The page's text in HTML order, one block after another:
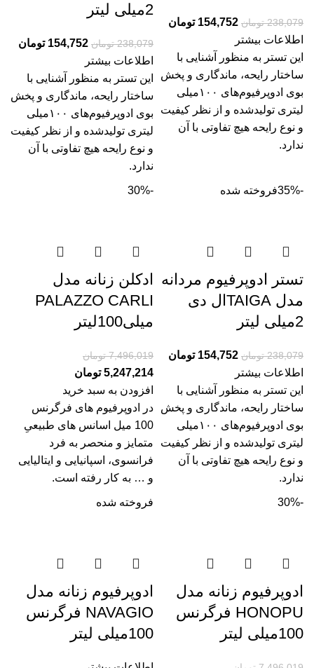
238,079 تومان 154,752 تومان
اطلاعات بیشتر
این تستر به منظور آشنایی با
ساختار رایحه، ماندگاری و پخش
بوی ادوپرفیوم‌­های ۱۰۰میلی
لیتری تولیدشده و از نظر کیفیت
و نوع رایحه هیچ تفاوتی با آن
ندارد.
2میلی لیتر
238,079 تومان 154,752 تومان
اطلاعات بیشتر
این تستر به منظور آشنایی با
ساختار رایحه، ماندگاری و پخش
بوی ادوپرفیوم‌­های ۱۰۰میلی
لیتری تولیدشده و از نظر کیفیت
و نوع رایحه هیچ تفاوتی با آن
ندارد.
-35% فروخته شده
تستر ادوپرفیوم مردانه
مدل TAIGAال دی
2میلی لیتر
238,079 تومان 154,752 تومان
اطلاعات بیشتر
این تستر به منظور آشنایی با
ساختار رایحه، ماندگاری و پخش
بوی ادوپرفیوم‌­های ۱۰۰میلی
لیتری تولیدشده و از نظر کیفیت
و نوع رایحه هیچ تفاوتی با آن
ندارد.
-30%
ادکلن زنانه مدل
PALAZZO CARLI
میلی100لیتر
7,496,019 تومان
5,247,214 تومان
افزودن به سبد خرید
در ادوپرفیوم ­های فرگرنس
100 میل اسانس های طبیعیِ
متمایز و منحصر به فرد
فرانسوی، اسپانیایی و ایتالیایی
و … به کار رفته است.
-30%
ادوپرفیوم زنانه مدل
HONOPU فرگرنس
100میلی لیتر
فروخته شده
ادوپرفیوم زنانه مدل
NAVAGIO فرگرنس
100میلی لیتر